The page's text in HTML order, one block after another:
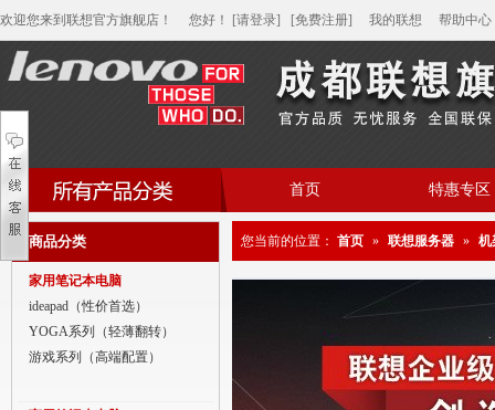
欢迎您来到联想官方旗舰店！ 您好 ！ [请登录] [免费注册] 我的联想 帮助中心
家用笔记本电脑
商用笔记本电脑
平板电脑
首页 特惠专区
帮助中心
商品分类
家用笔记本电脑
ideapad（性价首选）
YOGA系列（轻薄翻转）
游戏系列（高端配置）
您当前的位置： 首页 » 联想服务器 » 机